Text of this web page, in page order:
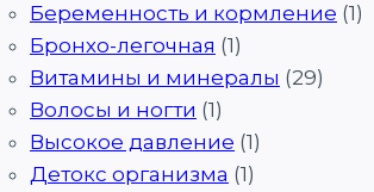
Беременность и кормление (1)
Бронхо-легочная (1)
Витамины и минералы (29)
Волосы и ногти (1)
Высокое давление (1)
Детокс организма (1)